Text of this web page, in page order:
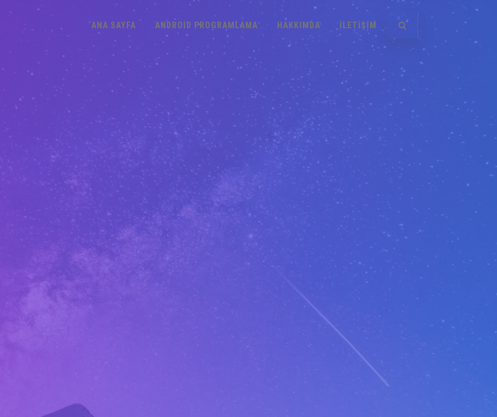
ANA SAYFA ANDROID PROGRAMLAMA HAKKIMDA ILETIŞIM